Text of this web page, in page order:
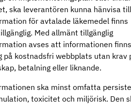
ska leverantören kunna hänvisa
för avtalade läkemedel finns
Med allmänt tillgänglig
avses att informationen finns
på kostnadsfri webbplats utan krav
betalning eller liknande.
ska minst omfatta
toxicitet och miljörisk. Den